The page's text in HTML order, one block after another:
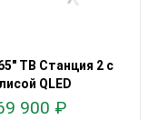
ТВ Станция 2 с
QLED
900 ₽